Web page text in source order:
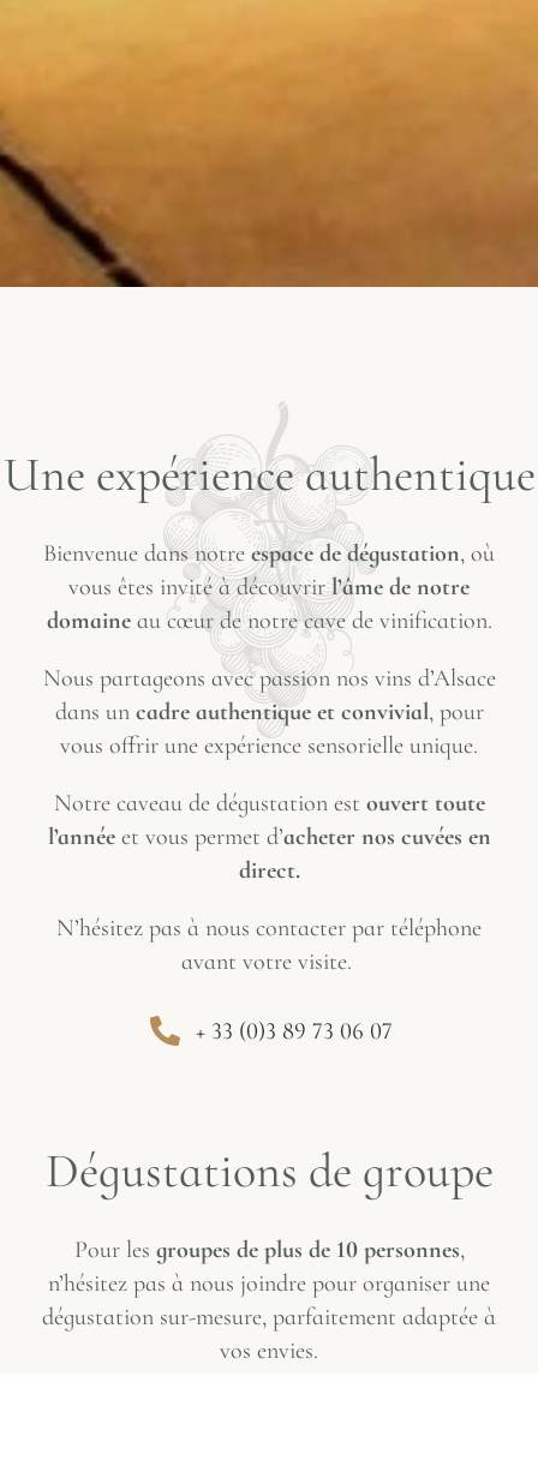
Une expérience authentique
Bienvenue dans notre espace de dégustation, où
vous êtes invité à découvrirl’âme de notre
domaineau cœur de notre cave de vinification.
Nous partageons avec passion nos vins d’Alsace
dans un cadre authentique et convivial, pour
vous offrir une expérience sensorielle unique.
Notre caveau de dégustation est ouvert toute
l’annéeet vous permet d’acheter nos cuvées en
direct.
N’hésitez pas à nous contacter par téléphone
avant votre visite.
+ 33 (0)3 89 73 06 07
Dégustations de groupe
Pour les groupes de plus de 10 personnes,
n’hésitez pas à nous joindre pour organiser une
dégustation sur-mesure, parfaitement adaptée à
vos envies.